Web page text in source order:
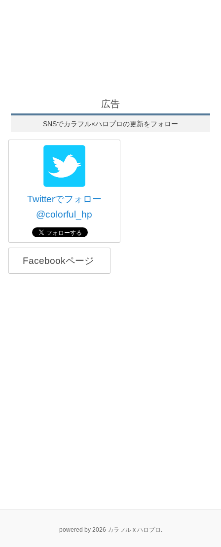
広告
SNSでカラフル×ハロプロの更新をフォロー
Twitterでフォロー
@colorful_hp
Facebookページ
powered by 2026 カラフル x ハロプロ.